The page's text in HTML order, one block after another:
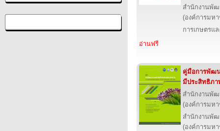
สำนักงานพัฒ
(องค์การมห
การเกษตรแ
อ่านฟรี
คู่มือการพัฒ
มีประสิทธิภา
สำนักงานพัฒ
(องค์การมห
สำนักงานพัฒ
(องค์การมห